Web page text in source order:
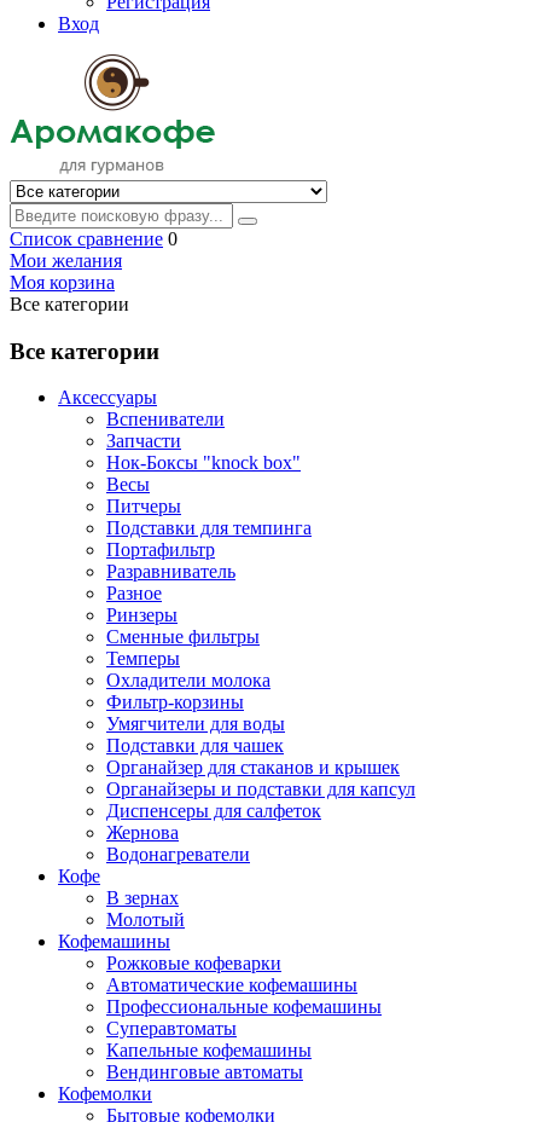
Вход
Список сравнение 0
Мои желания
Моя корзина
Все категории
Все категории
Аксессуары
Вспениватели
Запчасти
Нок-Боксы "knock box"
Весы
Питчеры
Подставки для темпинга
Портафильтр
Разравниватель
Разное
Ринзеры
Сменные фильтры
Темперы
Охладители молока
Фильтр-корзины
Умягчители для воды
Подставки для чашек
Органайзер для стаканов и крышек
Органайзеры и подставки для капсул
Диспенсеры для салфеток
Жернова
Водонагреватели
Кофе
В зернах
Молотый
Кофемашины
Рожковые кофеварки
Автоматические кофемашины
Профессиональные кофемашины
Суперавтоматы
Капельные кофемашины
Вендинговые автоматы
Кофемолки
Бытовые кофемолки